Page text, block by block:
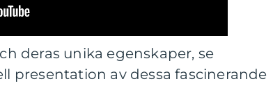
deras unika egenskaper, se
presentation av dessa fascinerande